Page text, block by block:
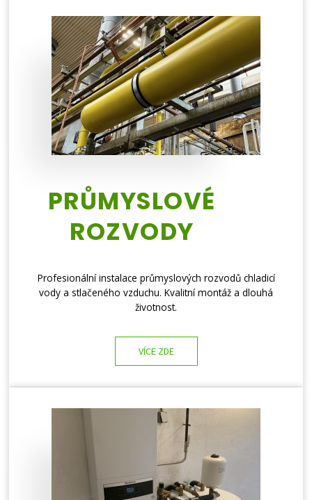
PRŮMYSLOVÉ
ROZVODY
Profesionální instalace průmyslových rozvodů chladicí
vody a stlačeného vzduchu. Kvalitní montáž a dlouhá
životnost.
VÍCE ZDE